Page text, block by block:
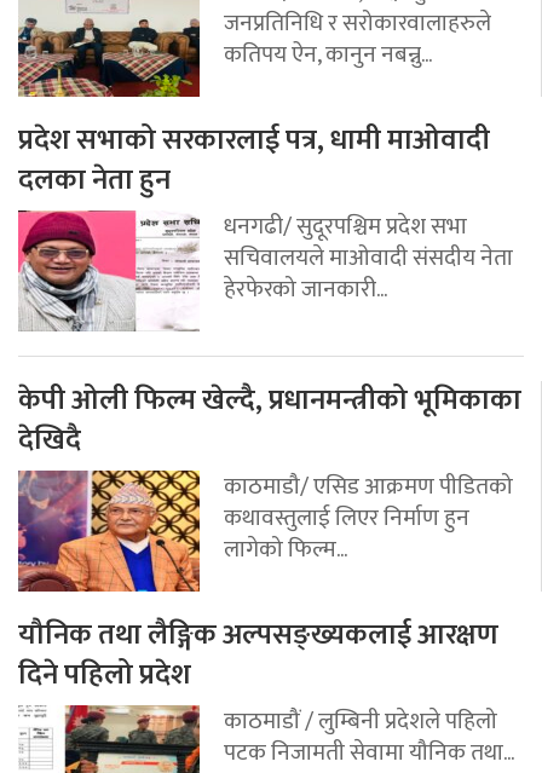
जनप्रतिनिधि र सरोकारवालाहरुले
कतिपय ऐन, कानुन नबन्नु...
प्रदेश सभाको सरकारलाई पत्र, धामी माओवादी
दलका नेता हुन
धनगढी/ सुदूरपश्चिम प्रदेश सभा
सचिवालयले माओवादी संसदीय नेता
हेरफेरको जानकारी...
केपी ओली फिल्म खेल्दै, प्रधानमन्त्रीको भूमिकाका
देखिदै
काठमाडौ/ एसिड आक्रमण पीडितको
कथावस्तुलाई लिएर निर्माण हुन
लागेको फिल्म...
यौनिक तथा लैङ्गिक अल्पसङ्ख्यकलाई आरक्षण
दिने पहिलो प्रदेश
काठमाडौं / लुम्बिनी प्रदेशले पहिलो
पटक निजामती सेवामा यौनिक तथा...